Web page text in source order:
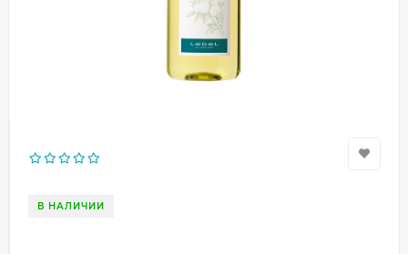
В НАЛИЧИИ